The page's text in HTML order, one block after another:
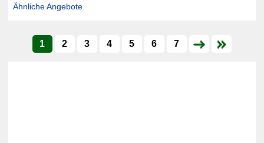
Ähnliche Angebote
1 2 3 4 5 6 7